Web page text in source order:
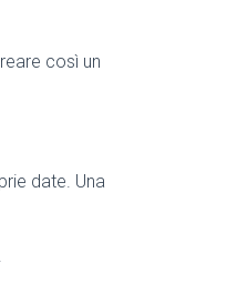
così un
date. Una